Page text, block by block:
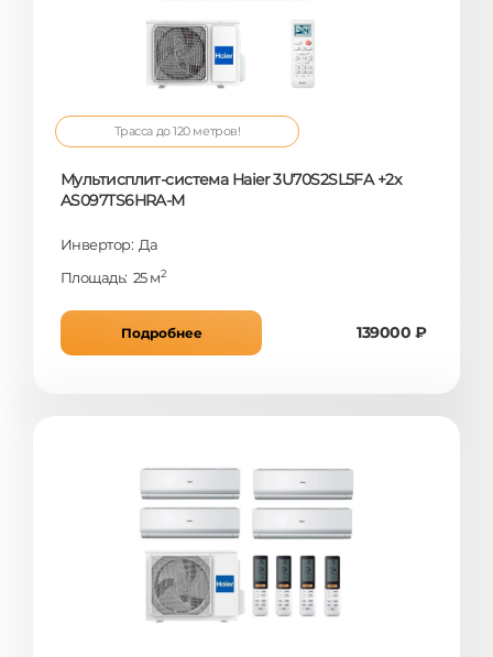
Трасса до 120 метров!
Мультисплит-система Haier 3U70S2SL5FA +2x
AS097TS6HRA-M
Инвертор: Да
Площадь: 25 м2
Подробнее 139000 ₽